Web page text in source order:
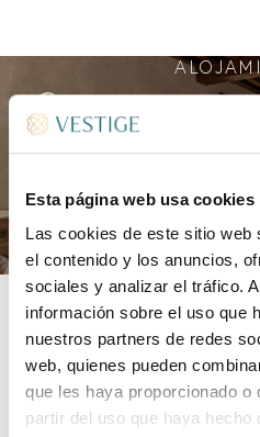
Esta página web usa cookies
Las cookies de este sitio web
el contenido y los anuncios,
sociales y analizar el tráfico.
información sobre el uso que
nuestros partners de redes
web, quienes pueden
que les haya proporcionado o
partir del uso que haya hecho
Elegantes
Distribuidos en dos
lleva el nombre de un
realeza asturiana.